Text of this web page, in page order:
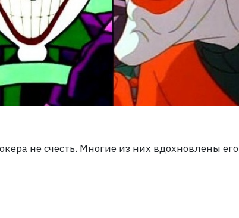
не счесть. Многие из них вдохновлены его